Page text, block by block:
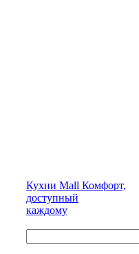
Кухни Mall Комфорт,
доступный
каждому